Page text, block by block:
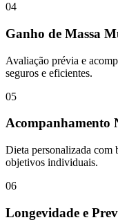
04
Ganho de Massa
Avaliação prévia e
seguros e eficientes.
05
Acompanhamento
Dieta personalizada com
objetivos individuais.
06
Longevidade e